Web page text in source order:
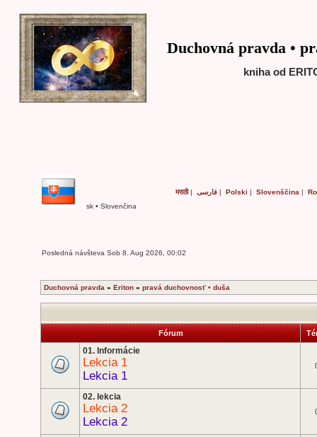
Duchovná pravda •
kniha od
sk • Slovenčina
मराठी| فارسی | Polski | Slovenščina |
Posledná návšteva Sob 8. Aug 2026, 00:02
Duchovná pravda » Eriton » pravá duchovnosť • duša
Fórum
01. Informácie
Lekcia 1
Lekcia 1
02. lekcia
Lekcia 2
Lekcia 2